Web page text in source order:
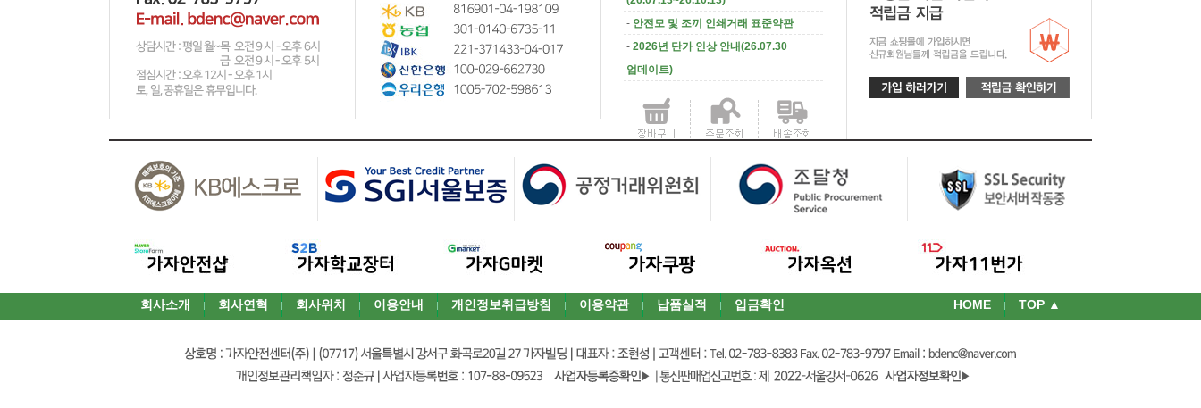
- 안전모 및 조끼 인쇄거래 표준약관
- 2026년 단가 인상 안내(26.07.30
업데이트)
회사소개 회사연혁 회사위치 이용안내 개인정보취급방침 이용약관 납품실적 입금확인 HOME TOP ▲